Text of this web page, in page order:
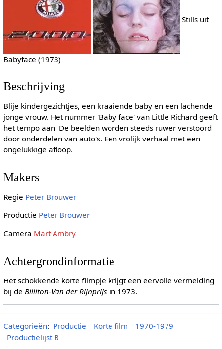
Stills uit
Babyface (1973)
Beschrijving
Blije kindergezichtjes, een kraaiende baby en een lachende
jonge vrouw. Het nummer 'Baby face' van Little Richard geeft
het tempo aan. De beelden worden steeds ruwer verstoord
door onderdelen van auto's. Een vrolijk verhaal met een
ongelukkige afloop.
Makers
Regie Peter Brouwer
Productie Peter Brouwer
Camera Mart Ambry
Achtergrondinformatie
Het schokkende korte filmpje krijgt een eervolle vermelding
bij de Billiton-Van der Rijnprijs in 1973.
Categorieën: Productie Korte film
1970-1979
Productielijst B